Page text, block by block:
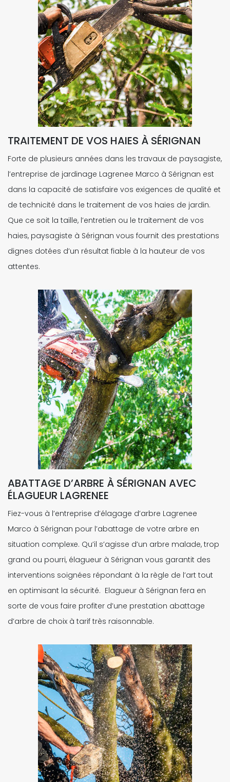
TRAITEMENT DE VOS HAIES À SÉRIGNAN
Forte de plusieurs années dans les travaux de paysagiste,
l’entreprise de jardinage Lagrenee Marco à Sérignan est
dans la capacité de satisfaire vos exigences de qualité et
de technicité dans le traitement de vos haies de jardin.
Que ce soit la taille, l’entretien ou le traitement de vos
haies, paysagiste à Sérignan vous fournit des prestations
dignes dotées d’un résultat fiable à la hauteur de vos
attentes.
ABATTAGE D’ARBRE À SÉRIGNAN AVEC
ÉLAGUEUR LAGRENEE
Fiez-vous à l’entreprise d’élagage d’arbre Lagrenee
Marco à Sérignan pour l’abattage de votre arbre en
situation complexe. Qu’il s’agisse d’un arbre malade, trop
grand ou pourri, élagueur à Sérignan vous garantit des
interventions soignées répondant à la règle de l’art tout
en optimisant la sécurité. Elagueur à Sérignan fera en
sorte de vous faire profiter d’une prestation abattage
d’arbre de choix à tarif très raisonnable.